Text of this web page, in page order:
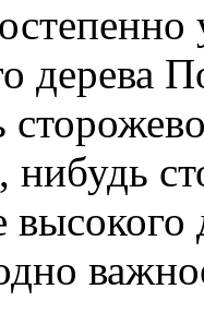
дерева
нибудь
высокого